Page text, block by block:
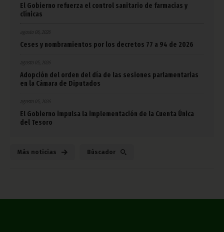
El Gobierno refuerza el control sanitario de farmacias y
clínicas
agosto 06, 2026
Ceses y nombramientos por los decretos 77 a 94 de 2026
Adopción del orden del día de las sesiones parlamentarias
en la Cámara de Diputados
El Gobierno impulsa la implementación de la Cuenta Única
del Tesoro
Más noticias Búscador